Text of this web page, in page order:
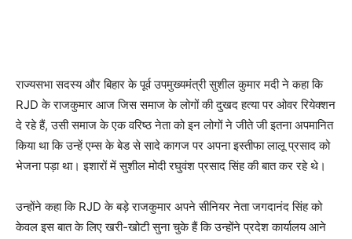
राज्यसभा सदस्य और बिहार के पूर्व उपमुख्यमंत्री सुशील कुमार मदी ने कहा कि
RJD के राजकुमार आज जिस समाज के लोगों की दुखद हत्या पर ओवर रियेक्शन
दे रहे हैं, उसी समाज के एक वरिष्ठ नेता को इन लोगों ने जीते जी इतना अपमानित
किया था कि उन्हें एम्स के बेड से सादे कागज पर अपना इस्तीफा लालू प्रसाद को
भेजना पड़ा था। इशारों में सुशील मोदी रघुवंश प्रसाद सिंह की बात कर रहे थे।
उन्होंने कहा कि RJD के बड़े राजकुमार अपने सीनियर नेता जगदानंद सिंह को
केवल इस बात के लिए खरी-खोटी सुना चुके हैं कि उन्होंने प्रदेश कार्यालय आने